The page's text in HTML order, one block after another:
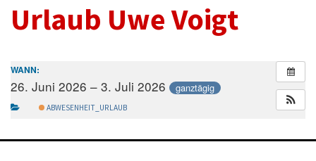
Urlaub Uwe Voigt
WANN:
26. Juni 2026 – 3. Juli 2026 ganztägig
ABWESENHEIT_URLAUB